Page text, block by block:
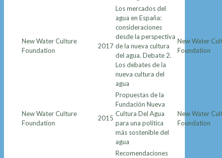
New Water Culture
Foundation
2017
Los mercados del
agua en España:
consideraciones
desde la perspectiva
de la nueva cultura
del agua. Debate 2.
Los debates de la
nueva cultura del
agua
New Water
Foundation
New Water Culture
Foundation
2015
Propuestas de la
Fundación Nueva
Cultura Del Agua
para una política
más sostenible del
agua
New Water
Foundation
Recomendaciones